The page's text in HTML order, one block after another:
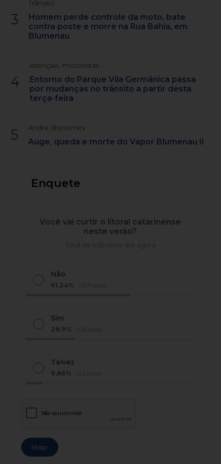
3
Trânsito
Homem perde controle da moto, bate
contra poste e morre na Rua Bahia, em
Blumenau
4
Atenção, motoristas
Entorno do Parque Vila Germânica passa
por mudanças no trânsito a partir desta
terça-feira
5 André Bonomini
Auge, queda e morte do Vapor Blumenau II
Enquete
Você vai curtir o litoral catarinense
neste verão?
Total de 436 votos até agora
Não
61,24% (267 votos)
Sim
28,9% (126 votos)
Talvez
9,86% (43 votos)